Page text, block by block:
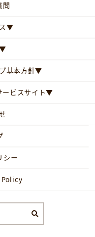
問
▼
基本方針▼
ービスサイト▼
シー